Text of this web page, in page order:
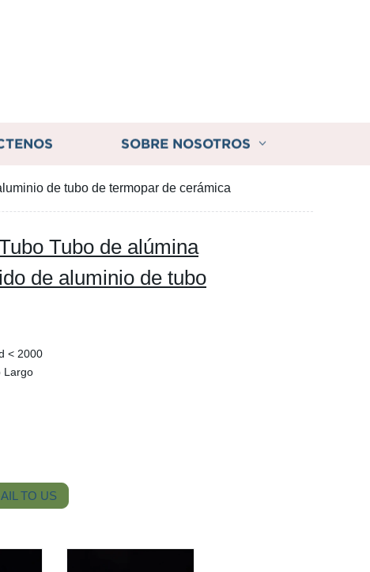
SOBRE NOSOTROS
de tubo de termopar de cerámica
Tubo de alúmina
de aluminio de tubo
< 2000
Largo
TO US